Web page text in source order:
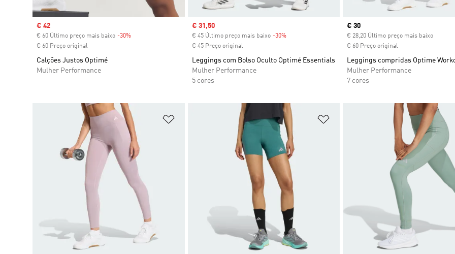
Sale price
€ 42
€ 60 Último preço mais baixo -30%
€ 60 Preço original
Calções Justos Optimé
Mulher Performance
Sale price
€ 31,50
€ 45 Último preço mais baixo -30%Discount
€ 45 Preço original
Leggings com Bolso Oculto Optimé Essentials
Mulher Performance
5 cores
Current price
€ 30
€ 28,20 Último preço mais baixo
€ 60 Preço original
Leggings compridas Optime
Mulher Performance
7 cores
Adicionar à Lista de Desejos Adicionar à Lista de Desejos